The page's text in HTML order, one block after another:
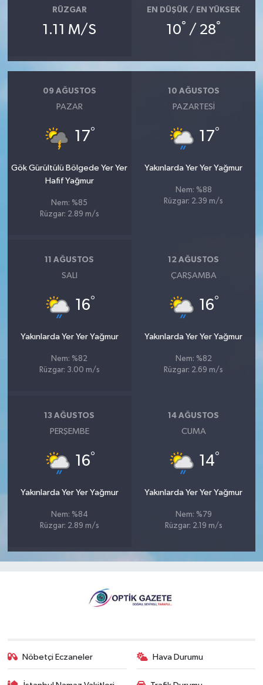
RÜZGAR
1.11 M/S
EN DÜŞÜK / EN YÜKSEK
10° / 28°
09 AĞUSTOS
PAZAR
17°
Gök Gürültülü Bölgede Yer Yer
Hafif Yağmur
Nem: %85
Rüzgar: 2.89 m/s
10 AĞUSTOS
PAZARTESI
17°
Yakınlarda Yer Yer Yağmur
Nem: %88
Rüzgar: 2.39 m/s
11 AĞUSTOS
SALI
16°
Yakınlarda Yer Yer Yağmur
Nem: %82
Rüzgar: 3.00 m/s
12 AĞUSTOS
ÇARŞAMBA
16°
Yakınlarda Yer Yer Yağmur
Nem: %82
Rüzgar: 2.69 m/s
13 AĞUSTOS
PERŞEMBE
16°
Yakınlarda Yer Yer Yağmur
Nem: %84
Rüzgar: 2.89 m/s
14 AĞUSTOS
CUMA
14°
Yakınlarda Yer Yer Yağmur
Nem: %79
Rüzgar: 2.19 m/s
Nöbetçi Eczaneler Hava Durumu